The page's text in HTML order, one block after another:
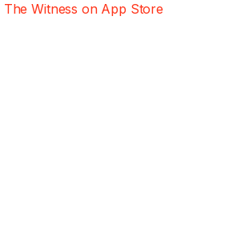
The Witness on App Store